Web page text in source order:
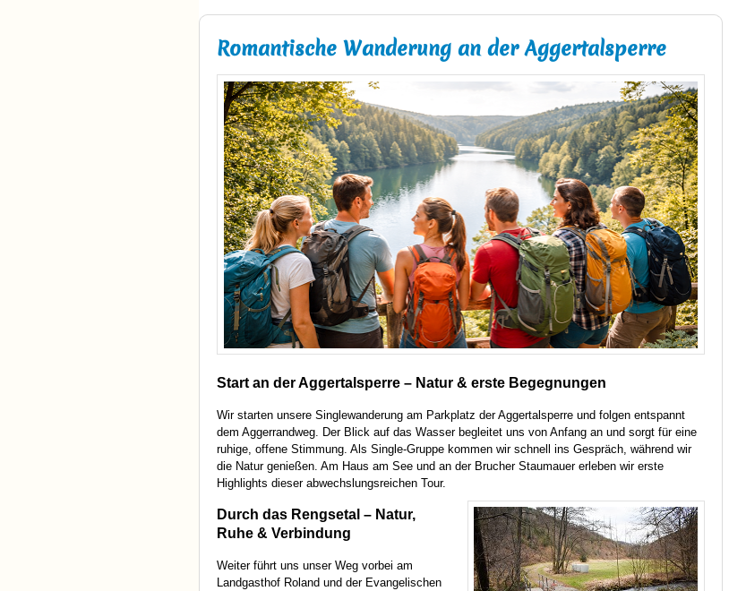
Romantische Wanderung an der Aggertalsperre
Start an der Aggertalsperre – Natur & erste Begegnungen
Wir starten unsere Singlewanderung am Parkplatz der Aggertalsperre und folgen entspannt
dem Aggerrandweg. Der Blick auf das Wasser begleitet uns von Anfang an und sorgt für eine
ruhige, offene Stimmung. Als Single-Gruppe kommen wir schnell ins Gespräch, während wir
die Natur genießen. Am Haus am See und an der Brucher Staumauer erleben wir erste
Highlights dieser abwechslungsreichen Tour.
Durch das Rengsetal – Natur,
Ruhe & Verbindung
Weiter führt uns unser Weg vorbei am
Landgasthof Roland und der Evangelischen